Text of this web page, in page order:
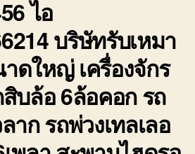
ไอ
บริษัทรับเหมา
ดใหญ่ เครื่องจักร
สิบล้อ 6ล้อคอก รถ
าก รถพ่วงเทลเลอ